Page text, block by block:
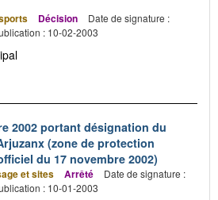
Décision
Date de signature :
: 10-02-2003
2002 portant désignation du
(zone de protection
du 17 novembre 2002)
et sites Arrêté
Date de signature :
: 10-01-2003